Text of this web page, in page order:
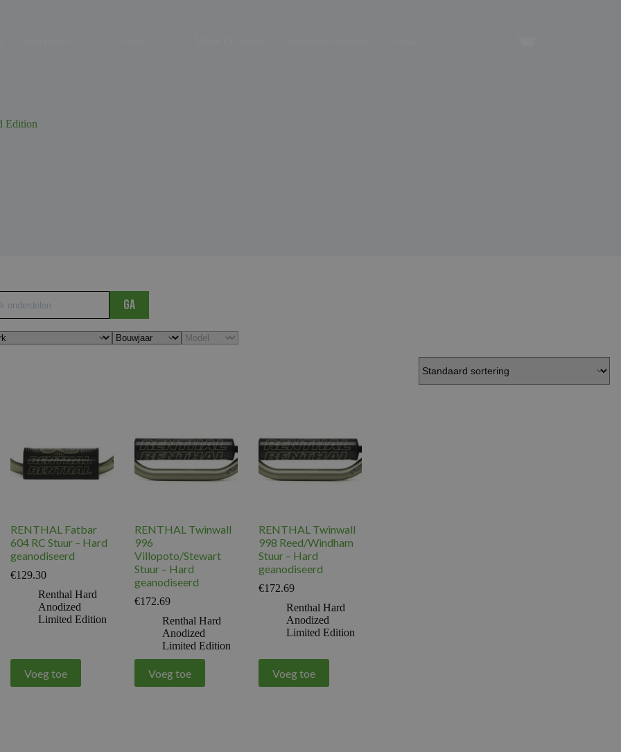
Edition
Ga
RENTHAL Fatbar
604 RC Stuur – Hard
geanodiseerd
€129.30
Renthal Hard
Anodized
Limited Edition
Voeg toe
RENTHAL Twinwall
996
Villopoto/Stewart
Stuur – Hard
geanodiseerd
€172.69
Renthal Hard
Anodized
Limited Edition
Voeg toe
RENTHAL Twinwall
998 Reed/Windham
Stuur – Hard
geanodiseerd
€172.69
Renthal Hard
Anodized
Limited Edition
Voeg toe